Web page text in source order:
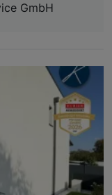
GmbH